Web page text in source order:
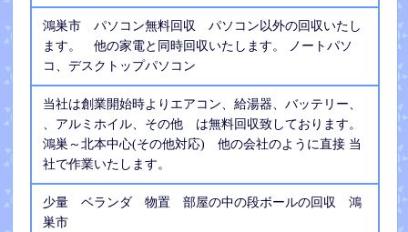
鴻巣市 パソコン無料回収 パソコン以外の回収いたし
ます。 他の家電と同時回収いたします。 ノートパソ
コ、デスクトップパソコン
当社は創業開始時よりエアコン、給湯器、バッテリー、
、アルミホイル、その他 は無料回収致しております。
鴻巣～北本中心(その他対応) 他の会社のように直接 当
社で作業いたします。
少量 ベランダ 物置 部屋の中の段ボールの回収 鴻
巣市